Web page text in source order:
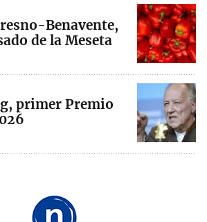
Benavente,
de la Meseta
primer Premio